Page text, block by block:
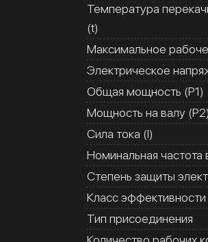
Температура
(t)
Максимальное
Электрическое
Общая мощность (Р1)
Мощность на валу (Р2)
Сила тока (I)
Номинальная частота
Степень защиты
Класс эффективности
Тип присоединения